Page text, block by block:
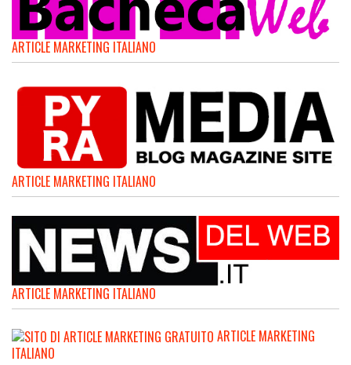
ARTICLE MARKETING ITALIANO
ARTICLE MARKETING ITALIANO
ARTICLE MARKETING ITALIANO
ARTICLE MARKETING
ITALIANO